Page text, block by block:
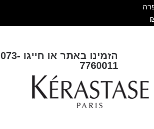
הזמינו באתר או חייגו 073-
7760011